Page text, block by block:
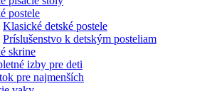
postele
Klasické detské postele
Príslušenstvo k detským posteliam
skrine
izby pre deti
pre najmenších